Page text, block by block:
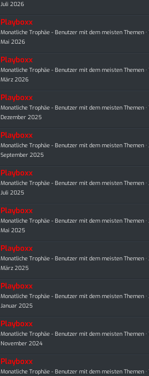
Juli 2026
Playboxx
Monatliche Trophäe - Benutzer mit dem meisten Themen
Mai 2026
Playboxx
Monatliche Trophäe - Benutzer mit dem meisten Themen
März 2026
Playboxx
Monatliche Trophäe - Benutzer mit dem meisten Themen
Dezember 2025
Playboxx
Monatliche Trophäe - Benutzer mit dem meisten Themen
September 2025
Playboxx
Monatliche Trophäe - Benutzer mit dem meisten Themen
Juli 2025
Playboxx
Monatliche Trophäe - Benutzer mit dem meisten Themen
Mai 2025
Playboxx
Monatliche Trophäe - Benutzer mit dem meisten Themen
März 2025
Playboxx
Monatliche Trophäe - Benutzer mit dem meisten Themen
Januar 2025
Playboxx
Monatliche Trophäe - Benutzer mit dem meisten Themen
November 2024
Playboxx
Monatliche Trophäe - Benutzer mit dem meisten Themen